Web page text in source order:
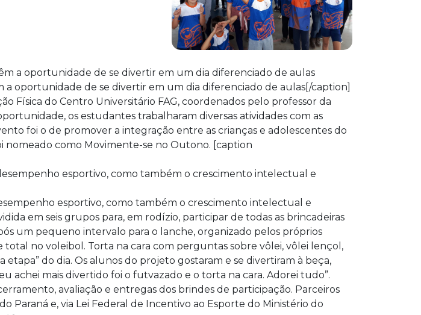
a oportunidade de se divertir em um dia diferenciado de aulas[/caption]
Física do Centro Universitário FAG, coordenados pelo professor da
os estudantes trabalharam diversas atividades com as
foi o de promover a integração entre as crianças e adolescentes do
nomeado como Movimente-se no Outono. [caption
esportivo, como também o crescimento intelectual e
em seis grupos para, em rodízio, participar de todas as brincadeiras
um pequeno intervalo para o lanche, organizado pelos próprios
no voleibol. Torta na cara com perguntas sobre vôlei, vôlei lençol,
do dia. Os alunos do projeto gostaram e se divertiram à beça,
achei mais divertido foi o futvazado e o torta na cara. Adorei tudo”.
avaliação e entregas dos brindes de participação. Parceiros
Paraná e, via Lei Federal de Incentivo ao Esporte do Ministério do